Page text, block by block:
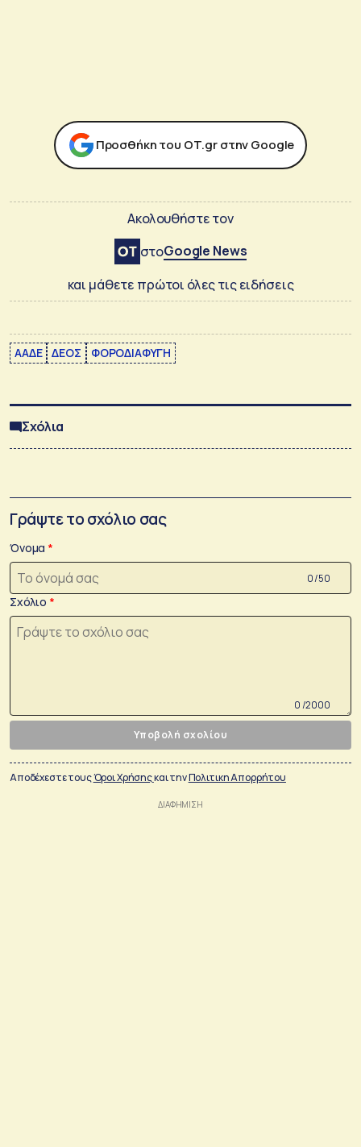
Προσθήκη του ΟΤ.gr στην Google
Ακολουθήστε τον
στοGoogle News
και μάθετε πρώτοι όλες τις ειδήσεις
ΑΑΔΕ ΔΕΟΣ ΦΟΡΟΔΙΑΦΥΓΗ
Σχόλια
Γράψτε το σχόλιο σας
Όνομα
0 /50
Σχόλιο
0 /2000
Υποβολή σχολίου
Αποδέχεστε τουςΌροι Χρήσηςκαι τηνΠολιτικη Απορρήτου